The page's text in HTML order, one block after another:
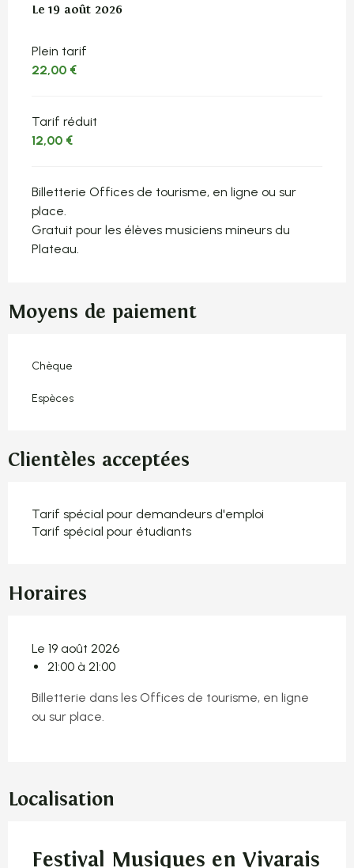
Le 19 août 2026
Le 19 août 2026
Plein tarif
22,00 €
Tarif réduit
12,00 €
Billetterie Offices de tourisme, en ligne ou sur
place.
Gratuit pour les élèves musiciens mineurs du
Plateau.
Moyens de paiement
Chèque
Espèces
Clientèles acceptées
Tarif spécial pour demandeurs d'emploi
Tarif spécial pour étudiants
Horaires
Le 19 août 2026
21:00 à 21:00
Billetterie dans les Offices de tourisme, en ligne
ou sur place.
Localisation
Festival Musiques en Vivarais